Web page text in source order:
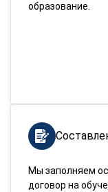
образование.
Мы заполняем
договор на